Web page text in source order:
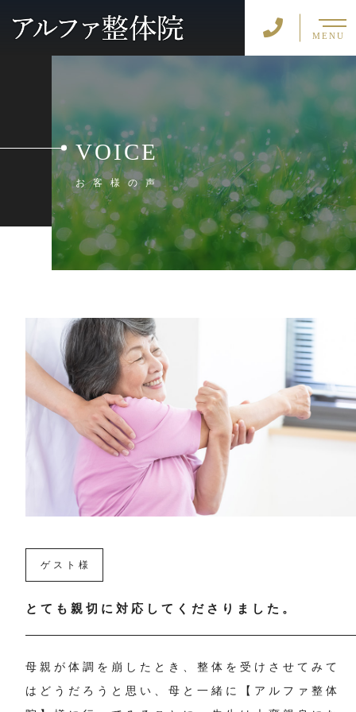
MENU
VOICE
お客様の声
ゲスト様
とても親切に対応してくださりました。
母親が体調を崩したとき、整体を受けさせてみて
はどうだろうと思い、母と一緒に【アルファ整体